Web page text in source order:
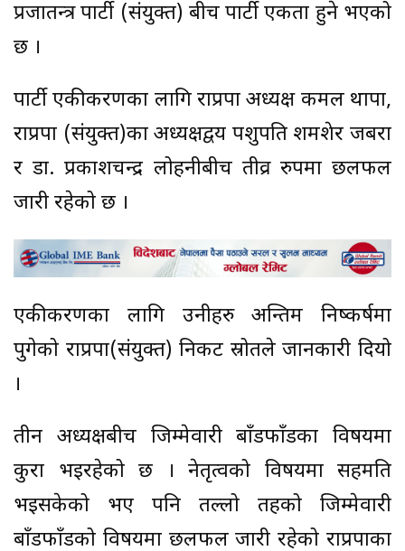
प्रजातन्त्र पार्टी (संयुक्त) बीच पार्टी एकता हुने भएको
छ ।
पार्टी एकीकरणका लागि राप्रपा अध्यक्ष कमल थापा,
राप्रपा (संयुक्त)का अध्यक्षद्वय पशुपति शमशेर जबरा
र डा. प्रकाशचन्द्र लोहनीबीच तीव्र रुपमा छलफल
जारी रहेको छ ।
एकीकरणका लागि उनीहरु अन्तिम निष्कर्षमा
पुगेको राप्रपा(संयुक्त) निकट स्रोतले जानकारी दियो
।
तीन अध्यक्षबीच जिम्मेवारी बाँडफाँडका विषयमा
कुरा भइरहेको छ । नेतृत्वको विषयमा सहमति
भइसकेको भए पनि तल्लो तहको जिम्मेवारी
बाँडफाँडको विषयमा छलफल जारी रहेको राप्रपाका